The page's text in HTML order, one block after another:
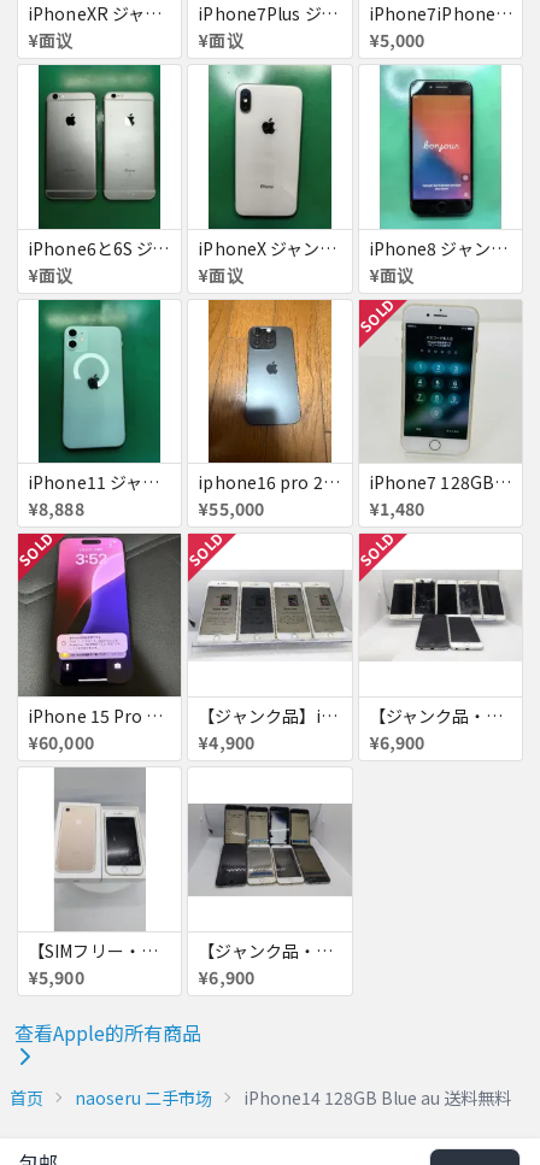
iPhoneXR ジャンク品
¥面议
iPhone7Plus ジャンク品
¥面议
iPhone7iPhone8ジャンク
¥5,000
iPhone6と6S ジャンク品
¥面议
iPhoneX ジャンク品
¥面议
iPhone8 ジャンク品
¥面议
iPhone11 ジャンク
¥8,888
iphone16 pro 256gb ブラックチタニウム
¥55,000
SOLD
iPhone7 128GB 赤ロム SoftBank ジャンク ゴールド A1779 パスコード不明 送料無料
¥1,480
SOLD
iPhone 15 Pro 128GB ブラックチタニウム ネットワーク利用制限あり
¥60,000
SOLD
【ジャンク品】iPhone6s ４台セット
¥4,900
SOLD
【ジャンク品・初期化済・SIMロック解除済】iPhone6 7台セット
¥6,900
【SIMフリー・付属品あり】iPhone 7 128GB
¥5,900
【ジャンク品・初期化済】iPhone6 8台セット
¥6,900
查看Apple的所有商品
首页 naoseru 二手市场 iPhone14 128GB Blue au 送料無料